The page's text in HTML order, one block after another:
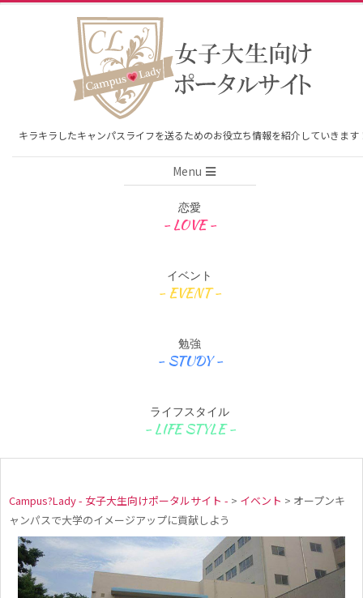
キラキラしたキャンパスライフを送るためのお役立ち情報を紹介していきます
Menu
恋愛
イベント
勉強
ライフスタイル
Campus?Lady - 女子大生向けポータルサイト - > イベント > オープンキ
ャンパスで大学のイメージアップに貢献しよう